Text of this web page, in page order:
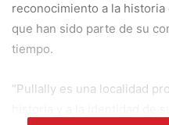
reconocimiento a la
que han sido parte de su
tiempo.
“Pullally es una localidad